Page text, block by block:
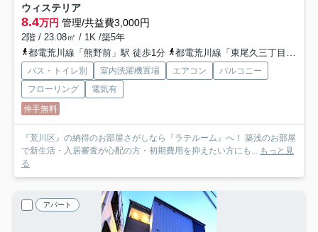
ウィステリア
8.4万円 管理/共益費3,000円
2階 / 23.08㎡ / 1K /築5年
都電荒川線「熊野前」駅 徒歩1分
都電荒川線「東尾久三丁目」駅 徒歩8分
バス・トイレ別 室内洗濯機置場 エアコン
バルコニー
フローリング
電気有
仲手無料
『荒川区』の納得のお部屋さがしなら『ラテルーム』へ！ 築浅のお部屋
で新生活・入居審査が心配の方・初期費用を抑えたい方にも...
もっと見
る
アパート